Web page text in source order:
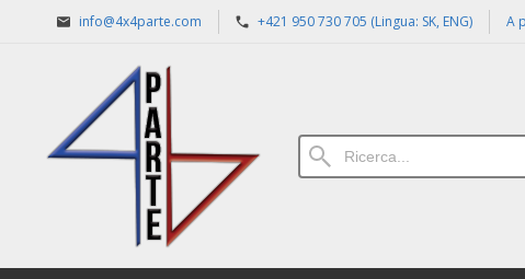
info@4x4parte.com +421 950 730 705 (Lingua: SK, ENG) A